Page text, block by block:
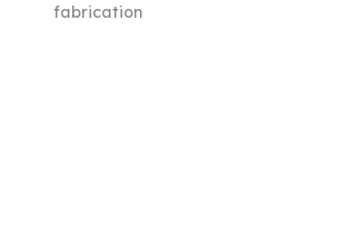
fabrication